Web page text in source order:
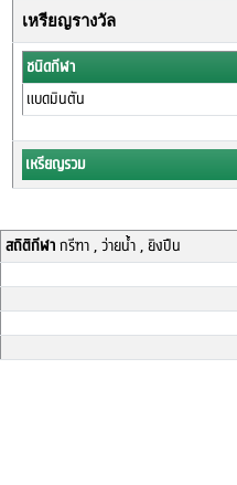
เหรียญรางวัล
ชนิดกีฬา
แบดมินตัน
เหรียญรวม
สถิติกีฬากรีฑา , ว่ายน้ำ , ยิงปืน